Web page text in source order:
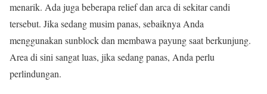
menarik. Ada juga beberapa relief dan arca di sekitar candi
tersebut. Jika sedang musim panas, sebaiknya Anda
menggunakan sunblock dan membawa payung saat berkunjung.
Area di sini sangat luas, jika sedang panas, Anda perlu
perlindungan.